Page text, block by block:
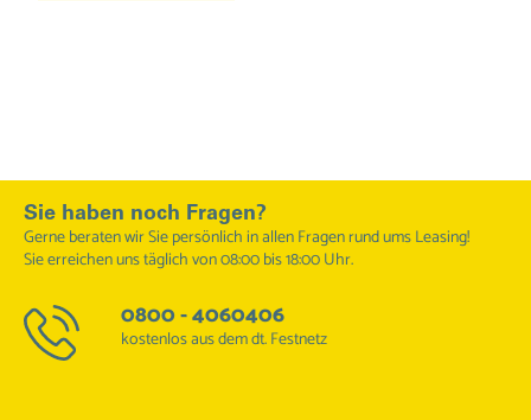
Sie haben noch Fragen?
Gerne beraten wir Sie persönlich in allen Fragen rund ums Leasing!
Sie erreichen uns täglich von 08:00 bis 18:00 Uhr.
0800 - 4060406
kostenlos aus dem dt. Festnetz